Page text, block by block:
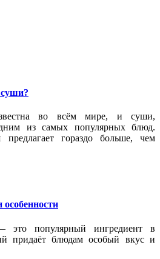
во всём мире, и суши,
из самых популярных блюд.
гораздо больше, чем
популярный ингредиент в
придаёт блюдам особый вкус и